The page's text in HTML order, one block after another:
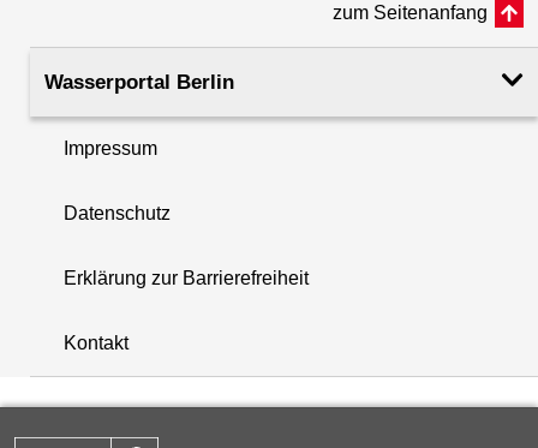
+
−
zum Seitenanfang
Wasserportal Berlin
Impressum
Datenschutz
Erklärung zur Barrierefreiheit
Kontakt